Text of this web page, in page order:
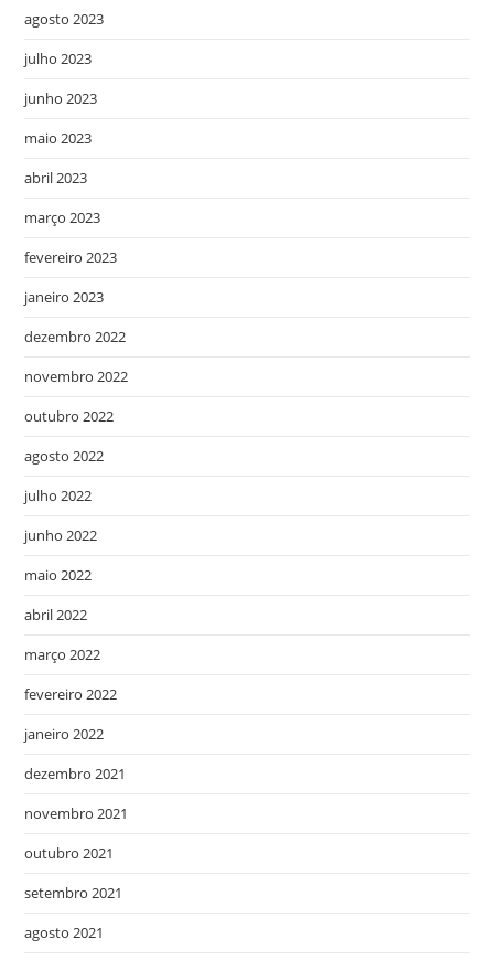
agosto 2023
julho 2023
junho 2023
maio 2023
abril 2023
março 2023
fevereiro 2023
janeiro 2023
dezembro 2022
novembro 2022
outubro 2022
agosto 2022
julho 2022
junho 2022
maio 2022
abril 2022
março 2022
fevereiro 2022
janeiro 2022
dezembro 2021
novembro 2021
outubro 2021
setembro 2021
agosto 2021